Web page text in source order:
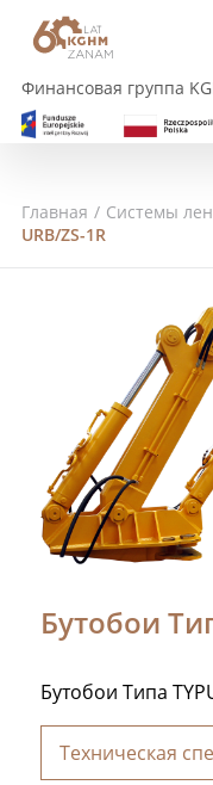
Финансовая группа
Главная / Системы
URB/ZS-1R
Бутобои
Бутобои Типа
Техническая